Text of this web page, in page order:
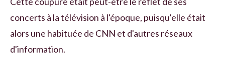
concerts à la télévision à l'époque, puisqu'elle était
alors une habituée de CNN et d'autres réseaux
d'information.